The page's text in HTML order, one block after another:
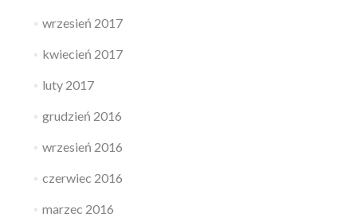
wrzesień 2017
kwiecień 2017
luty 2017
grudzień 2016
wrzesień 2016
czerwiec 2016
marzec 2016